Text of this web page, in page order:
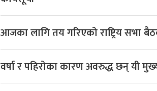
आजका लागि तय गरिएको राष्ट्रिय सभा
वर्षा र पहिरोका कारण अवरुद्ध छन् यी